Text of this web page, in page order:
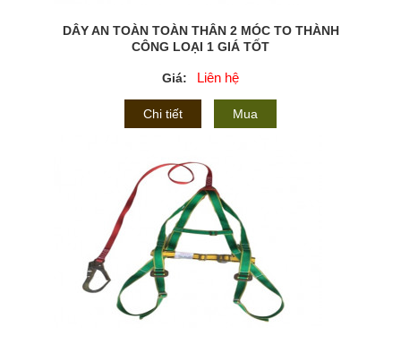
DÂY AN TOÀN TOÀN THÂN 2 MÓC TO THÀNH
CÔNG LOẠI 1 GIÁ TỐT
Giá: Liên hệ
Chi tiết Mua